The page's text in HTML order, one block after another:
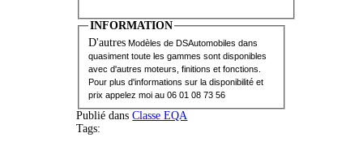
INFORMATION
D'autresModèles de DSAutomobiles dans
quasiment toute les gammes sont disponibles
avec d'autres moteurs, finitions et fonctions.
Pour plus d'informations sur la disponibilité et
prix appelez moi au 06 01 08 73 56
Publié dans Classe EQA
Tags: